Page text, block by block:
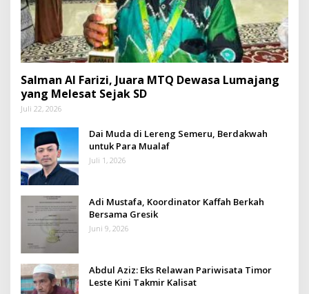
Salman Al Farizi, Juara MTQ Dewasa Lumajang
yang Melesat Sejak SD
Juli 22, 2026
Dai Muda di Lereng Semeru, Berdakwah
untuk Para Mualaf
Juli 1, 2026
Adi Mustafa, Koordinator Kaffah Berkah
Bersama Gresik
Juni 9, 2026
Abdul Aziz: Eks Relawan Pariwisata Timor
Leste Kini Takmir Kalisat